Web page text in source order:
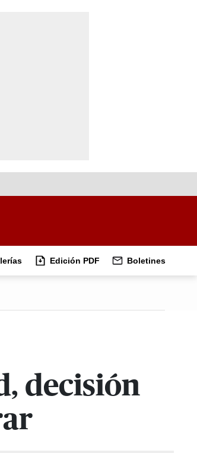
Edición PDF Boletines
decisión